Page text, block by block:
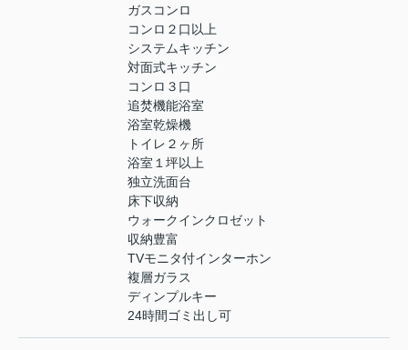
ガスコンロ
コンロ２口以上
システムキッチン
対面式キッチン
コンロ３口
追焚機能浴室
浴室乾燥機
トイレ２ヶ所
浴室１坪以上
独立洗面台
床下収納
ウォークインクロゼット
収納豊富
TVモニタ付インターホン
複層ガラス
ディンプルキー
24時間ゴミ出し可